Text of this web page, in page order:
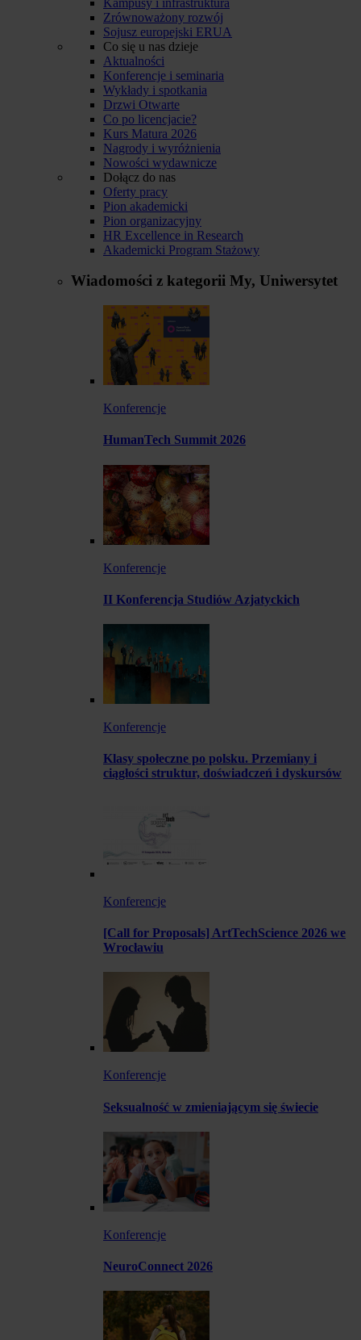
Zrównoważony rozwój
Sojusz europejski ERUA
Co się u nas dzieje
Aktualności
Konferencje i seminaria
Wykłady i spotkania
Drzwi Otwarte
Co po licencjacie?
Kurs Matura 2026
Nagrody i wyróżnienia
Nowości wydawnicze
Dołącz do nas
Oferty pracy
Pion akademicki
Pion organizacyjny
HR Excellence in Research
Akademicki Program Stażowy
Wiadomości z kategorii My, Uniwersytet
Konferencje
HumanTech Summit 2026
Konferencje
II Konferencja Studiów Azjatyckich
Konferencje
Klasy społeczne po polsku. Przemiany i
ciągłości struktur, doświadczeń i dyskursów
Konferencje
[Call for Proposals] ArtTechScience 2026 we
Wrocławiu
Konferencje
Seksualność w zmieniającym się świecie
Konferencje
NeuroConnect 2026